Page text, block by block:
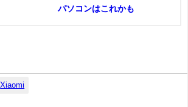
パソコンはこれかも
Xiaomi